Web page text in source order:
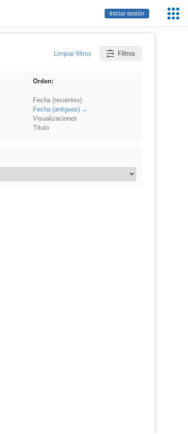
Iniciar sesión
Limpiar filtros Filtros
Orden:
Fecha (recientes)
Fecha (antiguos)
Visualizaciones
Título